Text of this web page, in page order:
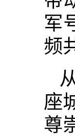
军
频
座
尊